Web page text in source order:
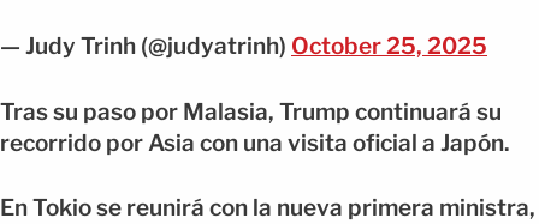
— Judy Trinh (@judyatrinh) October 25, 2025
Tras su paso por Malasia, Trump continuará su
recorrido por Asia con una visita oficial a Japón.
En Tokio se reunirá con la nueva primera ministra,